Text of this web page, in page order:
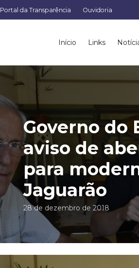
Portal da Transparência Ouvidoria
Início Links
Governo do
aviso de
para
Jaguarão
28 de dezembro de 2018